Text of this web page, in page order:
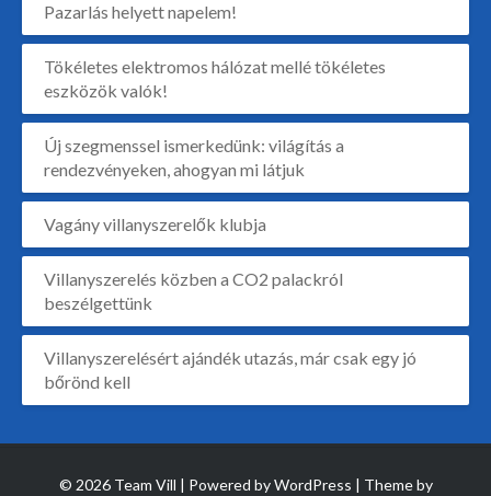
Pazarlás helyett napelem!
Tökéletes elektromos hálózat mellé tökéletes
eszközök valók!
Új szegmenssel ismerkedünk: világítás a
rendezvényeken, ahogyan mi látjuk
Vagány villanyszerelők klubja
Villanyszerelés közben a CO2 palackról
beszélgettünk
Villanyszerelésért ajándék utazás, már csak egy jó
bőrönd kell
© 2026 Team Vill | Powered byWordPress | Theme by